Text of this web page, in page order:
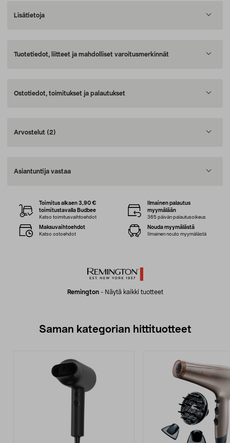
Lisätietoja
Tuotetiedot, liitteet ja mahdolliset varoitusmerkinnät
Ostotiedot, toimitukset ja palautukset
Arvostelut (2)
Asiantuntija vastaa
Remington- Näytä kaikki tuotteet
Toimitus alkaen 3,90 €
toimitustavalla Budbee
Katso toimitusvaihtoehdot
Ilmainen palautus
myymälään
365 päivän palautusoikeus
Maksuvaihtoehdot
Katso ostoehdot
Nouda myymälästä
Ilmainen nouto myymälästä
Saman kategorian hittituotteet